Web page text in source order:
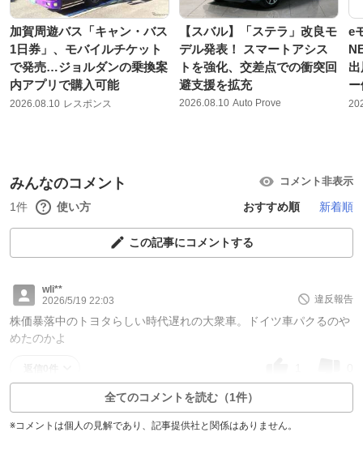
加賀周遊バス「キャン・バス
1日券」、モバイルチケット
で発売…ジョルダンの乗換案
内アプリで購入可能
2026.08.10 レスポンス
【スバル】「ステラ」改良モ
デル発表！ スマートアシス
トを強化、交差点での衝突回
避支援を拡充
2026.08.10 Auto Prove
e
みんなのコメント コメント非表示
1件 使い方 おすすめ順 新着順
この記事にコメントする
wli**
2026/5/19 22:03
違反報告
株価暴落中のトヨタらしい時代遅れの大衆車。ドイツ車パクるのや
めたのかよ
全てのコメントを読む（1件）
※コメントは個人の見解であり、記事提供社と関係はありません。